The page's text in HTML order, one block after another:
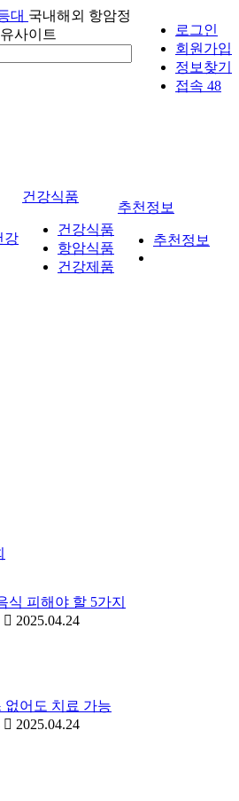
로그인
회원가입
정보찾기
접속 48
대 국내해외 항암정
사이트
강
건강식품
건강식품
항암식품
건강제품
추천정보
추천정보
식 피해야 할 5가지
2025.04.24
없어도 치료 가능
2025.04.24